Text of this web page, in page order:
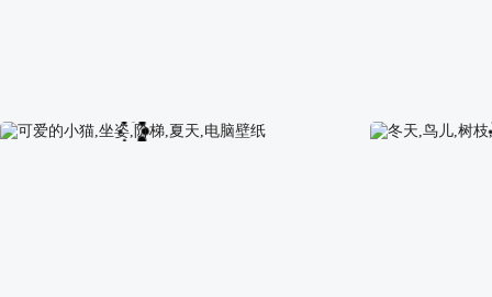
人家都逛了一个上午了,木有看到旺财,小狗,散步,溜 金色的鸟桌面壁